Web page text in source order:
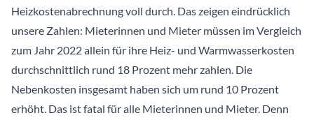
Heizkostenabrechnung voll durch. Das zeigen eindrücklich
unsere Zahlen: Mieterinnen und Mieter müssen im Vergleich
zum Jahr 2022 allein für ihre Heiz- und Warmwasserkosten
durchschnittlich rund 18 Prozent mehr zahlen. Die
Nebenkosten insgesamt haben sich um rund 10 Prozent
erhöht. Das ist fatal für alle Mieterinnen und Mieter. Denn